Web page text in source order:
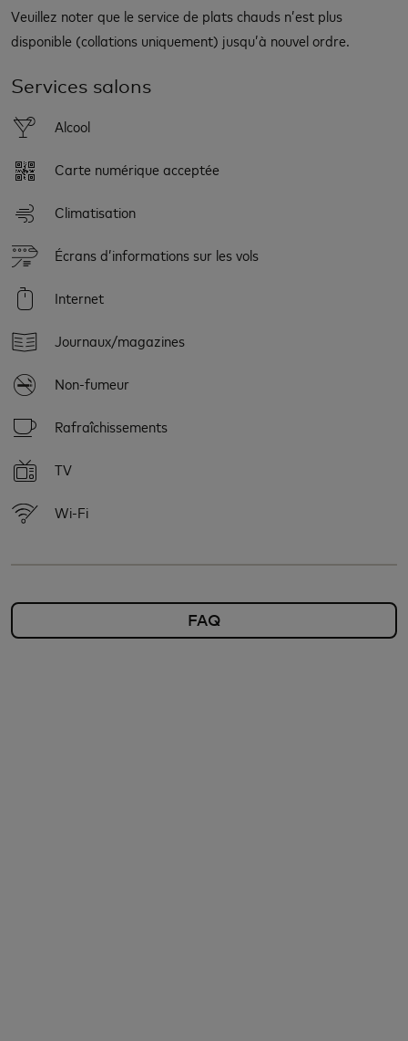
Veuillez noter que le service de plats chauds n’est plus
disponible (collations uniquement) jusqu’à nouvel ordre.
Services salons
Alcool
Carte numérique acceptée
Climatisation
Écrans d’informations sur les vols
Internet
Journaux/magazines
Non-fumeur
Rafraîchissements
TV
Wi-Fi
FAQ